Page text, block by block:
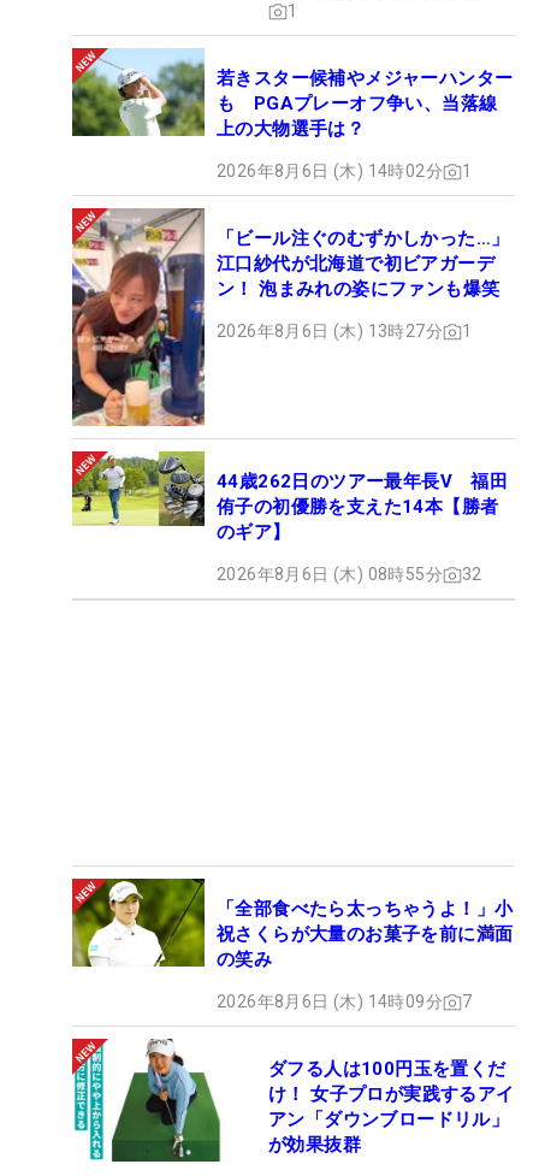
1
若きスター候補やメジャーハンター
も PGAプレーオフ争い、当落線
上の大物選手は？
2026年8月6日 (木) 14時02分 1
「ビール注ぐのむずかしかった…」
江口紗代が北海道で初ビアガーデ
ン！ 泡まみれの姿にファンも爆笑
2026年8月6日 (木) 13時27分 1
44歳262日のツアー最年長V 福田
侑子の初優勝を支えた14本【勝者
のギア】
2026年8月6日 (木) 08時55分 32
「全部食べたら太っちゃうよ！」小
祝さくらが大量のお菓子を前に満面
の笑み
2026年8月6日 (木) 14時09分 7
ダフる人は100円玉を置くだ
け！ 女子プロが実践するアイ
アン「ダウンブロードリル」
が効果抜群